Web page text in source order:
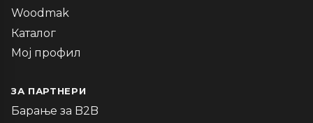
Woodmak
Каталог
Мој профил
ЗА ПАРТНЕРИ
Барање за B2B